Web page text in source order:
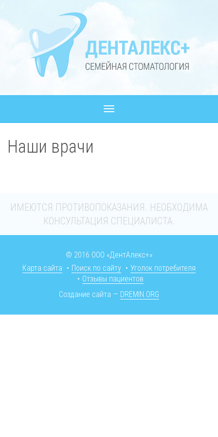
Наши врачи
ИМЕЮТСЯ ПРОТИВОПОКАЗАНИЯ. НЕОБХОДИМА
КОНСУЛЬТАЦИЯ СПЕЦИАЛИСТА.
© 2016 ООО «ДентАлекс+»
Карта сайта • Поиск по сайту • Уголок потребителя
• Отзывы пациентов
Создание сайта — DREMIN.ORG